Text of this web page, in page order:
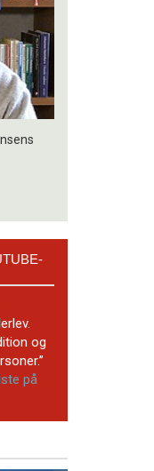
og
på